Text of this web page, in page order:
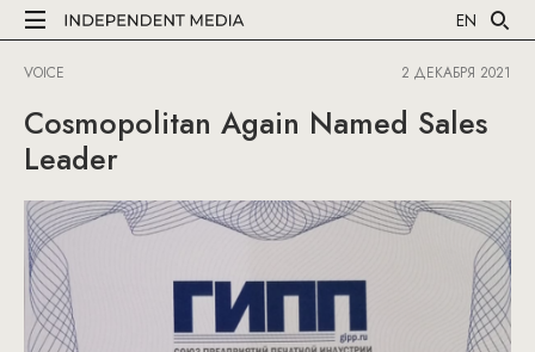
EN
VOICE 2 ДЕКАБРЯ 2021
Cosmopolitan Again Named Sales
Leader